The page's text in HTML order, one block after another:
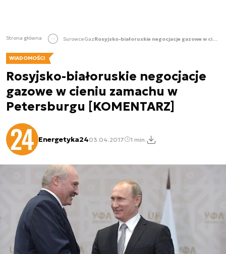
Strona główna SurowceGaz Rosyjsko-białoruskie negocjacje gazowe w cieniu zamachu w Petersburgu [KOMENTARZ]
WIADOMOŚCI
Rosyjsko-białoruskie negocjacje
gazowe w cieniu zamachu w
Petersburgu [KOMENTARZ]
Energetyka2403.04.2017 1 min.